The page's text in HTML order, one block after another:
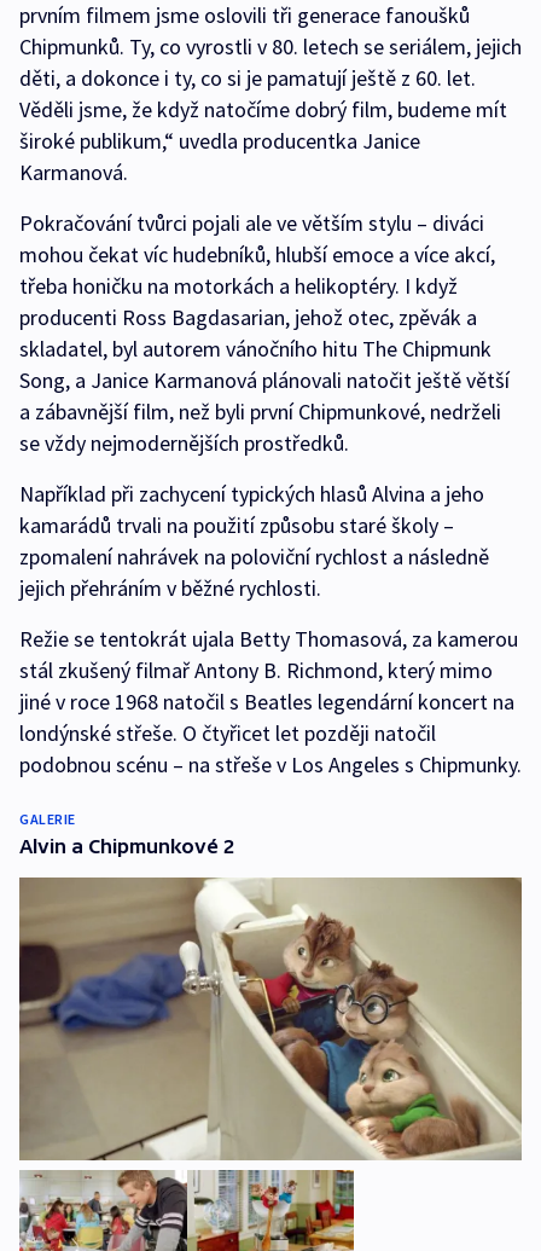
prvním filmem jsme oslovili tři generace fanoušků
Chipmunků. Ty, co vyrostli v 80. letech se seriálem, jejich
děti, a dokonce i ty, co si je pamatují ještě z 60. let.
Věděli jsme, že když natočíme dobrý film, budeme mít
široké publikum,“ uvedla producentka Janice
Karmanová.
Pokračování tvůrci pojali ale ve větším stylu – diváci
mohou čekat víc hudebníků, hlubší emoce a více akcí,
třeba honičku na motorkách a helikoptéry. I když
producenti Ross Bagdasarian, jehož otec, zpěvák a
skladatel, byl autorem vánočního hitu The Chipmunk
Song, a Janice Karmanová plánovali natočit ještě větší
a zábavnější film, než byli první Chipmunkové, nedrželi
se vždy nejmodernějších prostředků.
Například při zachycení typických hlasů Alvina a jeho
kamarádů trvali na použití způsobu staré školy –
zpomalení nahrávek na poloviční rychlost a následně
jejich přehráním v běžné rychlosti.
Režie se tentokrát ujala Betty Thomasová, za kamerou
stál zkušený filmař Antony B. Richmond, který mimo
jiné v roce 1968 natočil s Beatles legendární koncert na
londýnské střeše. O čtyřicet let později natočil
podobnou scénu – na střeše v Los Angeles s Chipmunky.
GALERIE
Alvin a Chipmunkové 2